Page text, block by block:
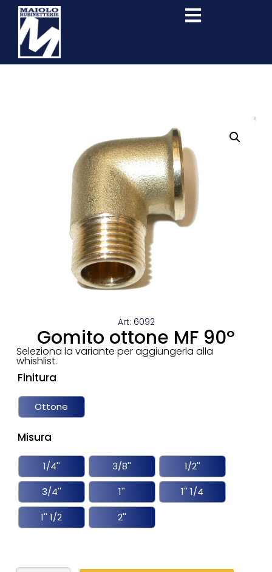
Art: 6092
Gomito ottone MF 90º
Seleziona la variante per aggiungerla alla
whishlist.
Finitura
Ottone
Misura
1/4'' 3/8''
1/2''
3/4''
1''
1'' 1/4
1'' 1/2
2''